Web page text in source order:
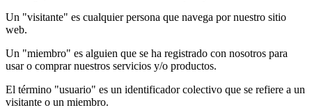
Un "visitante" es cualquier persona que navega por nuestro sitio
web.
Un "miembro" es alguien que se ha registrado con nosotros para
usar o comprar nuestros servicios y/o productos.
El término "usuario" es un identificador colectivo que se refiere a un
visitante o un miembro.